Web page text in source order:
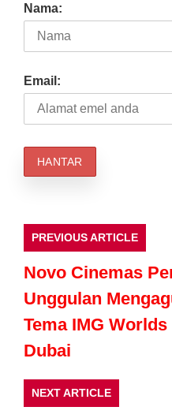
Nama:
Email:
PREVIOUS ARTICLE
Novo Cinemas
Unggulan
Tema IMG
Dubai
NEXT ARTICLE